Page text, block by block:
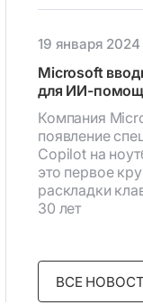
19 января 2024
Microsoft
для ИИ-
Компания
появление
Copilot на
это первое
раскладки
30 лет
ВСЕ